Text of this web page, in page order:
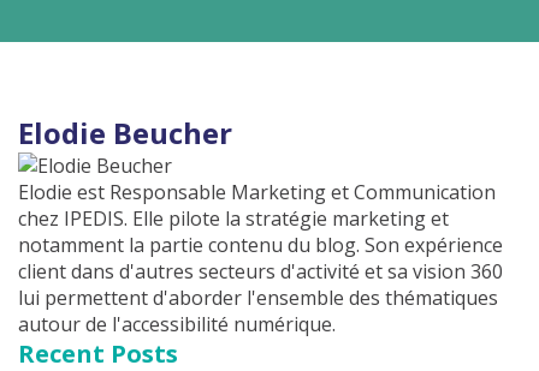
Elodie Beucher
Elodie est Responsable Marketing et Communication
chez IPEDIS. Elle pilote la stratégie marketing et
notamment la partie contenu du blog. Son expérience
client dans d'autres secteurs d'activité et sa vision 360
lui permettent d'aborder l'ensemble des thématiques
autour de l'accessibilité numérique.
Recent Posts